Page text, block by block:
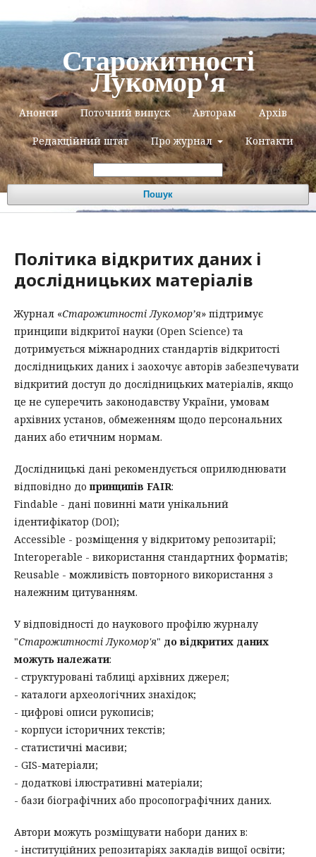
Старожитності
Лукомор'я
Анонси Поточний випуск Авторам Архів
Редакційний штат Про журнал Контакти
Пошук
Політика відкритих даних і
дослідницьких матеріалів
Журнал «Старожитності Лукомор’я» підтримує
принципи відкритої науки (Open Science) та
дотримується міжнародних стандартів відкритості
дослідницьких даних і заохочує авторів забезпечувати
відкритий доступ до дослідницьких матеріалів, якщо
це не суперечить законодавству України, умовам
архівних установ, обмеженням щодо персональних
даних або етичним нормам.
Дослідницькі дані рекомендується оприлюднювати
відповідно допринципів FAIR:
Findable - дані повинні мати унікальний
ідентифікатор (DOI);
Accessible - розміщення у відкритому репозитарії;
Interoperable - використання стандартних форматів;
Reusable - можливість повторного використання з
належним цитуванням.
У відповідності до наукового профілю журналу
"Старожитності Лукомор'я" до відкритих даних
можуть належати:
- структуровані таблиці архівних джерел;
- каталоги археологічних знахідок;
- цифрові описи рукописів;
- корпуси історичних текстів;
- статистичні масиви;
- GIS-матеріали;
- додаткові ілюстративні матеріали;
- бази біографічних або просопографічних даних.
Автори можуть розміщувати набори даних в:
- інституційних репозитаріях закладів вищої освіти;